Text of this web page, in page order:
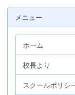
メニュー
ホーム
校長より
スクールポリシ